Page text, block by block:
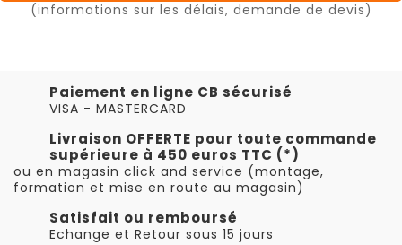
(informations sur les délais, demande de devis)
Paiement en ligne CB sécurisé
VISA - MASTERCARD
Livraison OFFERTE pour toute commande
supérieure à 450 euros TTC (*)
ou en magasin click and service (montage,
formation et mise en route au magasin)
Satisfait ou remboursé
Echange et Retour sous 15 jours